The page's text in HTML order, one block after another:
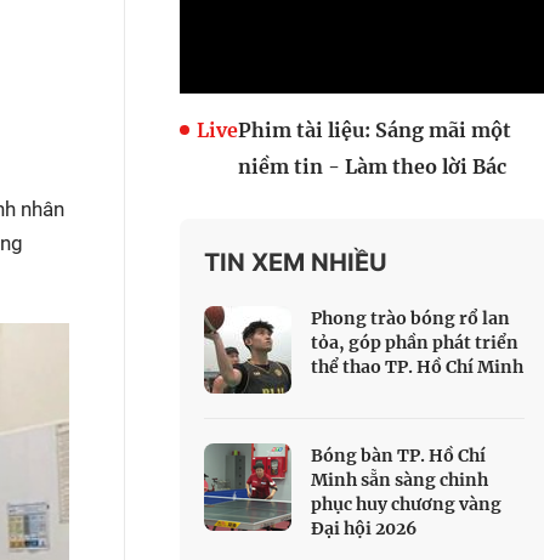
Truyền hình
nhân
LivePhim tài liệu: Sáng mãi một
niềm tin - Làm theo lời Bác
TIN XEM NHIỀU
Phong trào bóng rổ lan
tỏa, góp phần phát triển
thể thao TP. Hồ Chí Minh
Bóng bàn TP. Hồ Chí
Minh sẵn sàng chinh
phục huy chương vàng
Đại hội 2026